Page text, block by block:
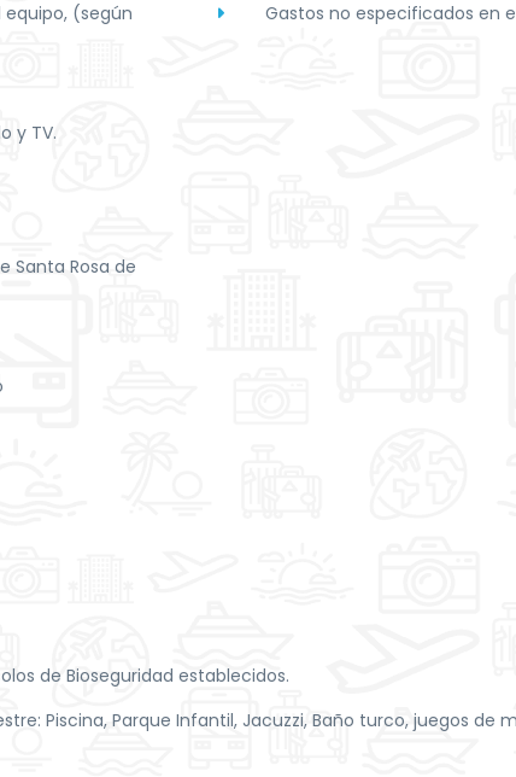
(según
y TV.
Santa Rosa de
Gastos no especificados en
de Bioseguridad establecidos.
Piscina, Parque Infantil, Jacuzzi, Baño turco, juegos de